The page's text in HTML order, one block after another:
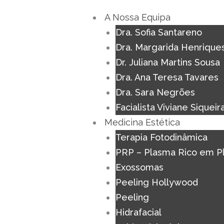
A Nossa Equipa
Dra. Sofia Santareno
Dra. Margarida
Dr. Juliana Martins Sousa
Dra. Ana Teresa Tavares
Dra. Sara Negrões
Facialista Viviane
Medicina Estética
Terapia Fotodinâmica
PRP – Plasma Rico em
Exossomas
Peeling Hollywood
Peeling
Hidrafacial